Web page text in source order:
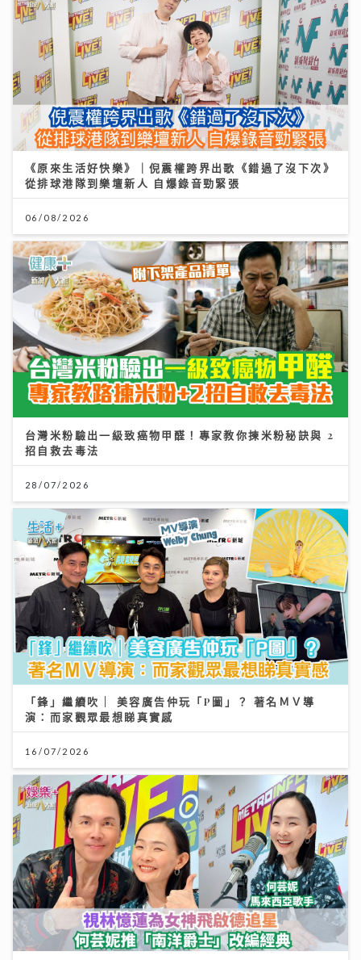
《原來生活好快樂》｜倪震權跨界出歌《錯過了沒下次》
從排球港隊到樂壇新人 自爆錄音勁緊張
06/08/2026
台灣米粉驗出一級致癌物甲醛！專家教你揀米粉秘訣與 2
招自救去毒法
28/07/2026
「鋒」繼續吹 | 美容廣告仲玩「P圖」？ 著名ＭＶ導
演：而家觀眾最想睇真實感
16/07/2026